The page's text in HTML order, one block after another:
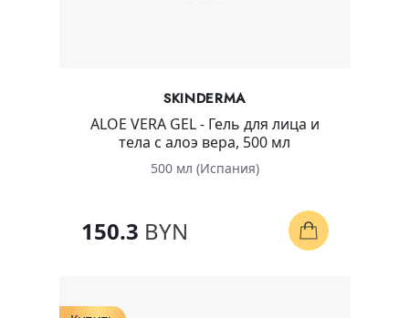
SKINDERMA
ALOE VERA GEL - Гель для лица и
тела с алоэ вера, 500 мл
500 мл (Испания)
150.3 BYN